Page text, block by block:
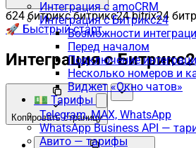
Интеграция с amoCRM
Интеграция с Битрикс24
Возможности
Перед началом
Подключение
Несколько номеров и
Виджет «Окно чатов»
💵 Тарифы
Telegram, MAX, WhatsApp
WhatsApp Business API —
Авито — тарифы
б24 битрикс битрикс24 bitrix24
🚀 Быстрый старт
Интеграция с
Копировать страницу